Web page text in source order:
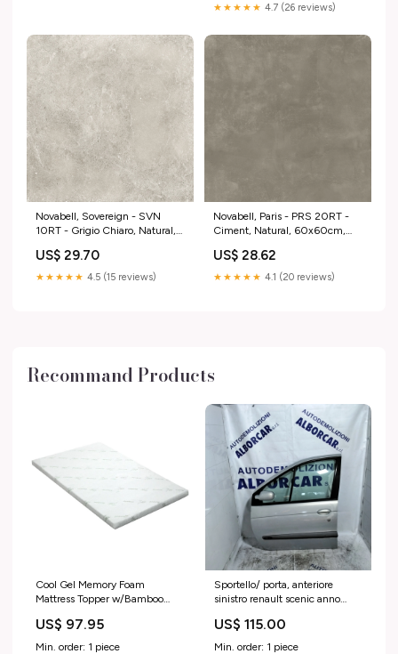
★★★★★ 4.7 (26 reviews)
Novabell, Sovereign - SVN
10RT - Grigio Chiaro, Natural,
Caravista/brooklin
US$ 29.70
★★★★★ 4.5 (15 reviews)
Novabell, Paris - PRS 20RT -
Ciment, Natural, 60x60cm,
US$ 28.62
★★★★★ 4.1 (20 reviews)
Recommand Products
Cool Gel Memory Foam
Mattress Topper w/Bamboo
Accessories
US$ 97.95
Min. order: 1 piece
Sportello/ porta, anteriore
sinistro renault scenic anno
autoricambi
US$ 115.00
Min. order: 1 piece